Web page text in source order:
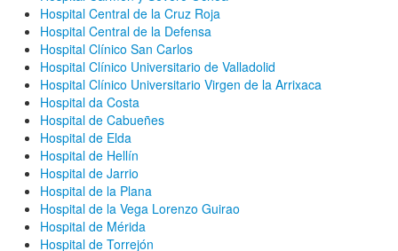
Hospital Central de la Cruz Roja
Hospital Central de la Defensa
Hospital Clínico San Carlos
Hospital Clínico Universitario de Valladolid
Hospital Clínico Universitario Virgen de la Arrixaca
Hospital da Costa
Hospital de Cabueñes
Hospital de Elda
Hospital de Hellín
Hospital de Jarrio
Hospital de la Plana
Hospital de la Vega Lorenzo Guirao
Hospital de Mérida
Hospital de Torrejón